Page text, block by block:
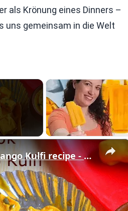
als Krönung eines Dinners –
uns gemeinsam in die Welt
×
2 Mango dessert recipes Indian - Mango frooti , Mango Kulfi recipe - How To Make Dessert With Mango